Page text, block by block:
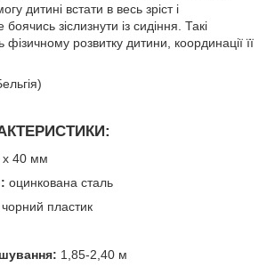
дитині встати в весь зріст і
зіслизнути із сидіння. Такі
розвитку дитини, координації її
x 40 мм
оцинкована сталь
чорний пластик
1,85-2,40 м